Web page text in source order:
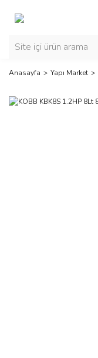
Anasayfa Yapı Market